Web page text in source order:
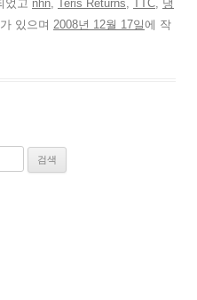
었고 nhn, Teris Returns, TTC, 냉
있으며 2008년 12월 17일에 작